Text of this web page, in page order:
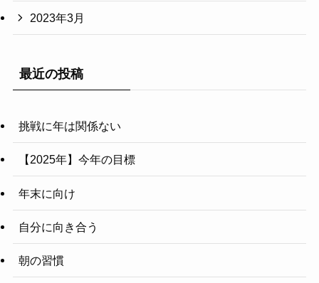
2023年3月
最近の投稿
挑戦に年は関係ない
【2025年】今年の目標
年末に向け
自分に向き合う
朝の習慣